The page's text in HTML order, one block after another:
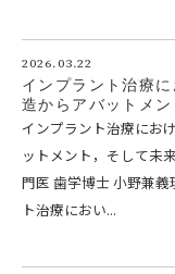
2026.03.22
インプラント治療
造からアバットメ
インプラント治療にお
ットメント，そして未
門医 歯学博士 小野兼
ト治療におい...